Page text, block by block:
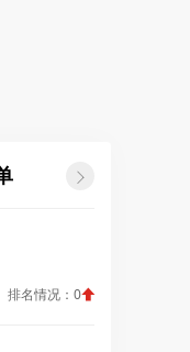

排名情况：0